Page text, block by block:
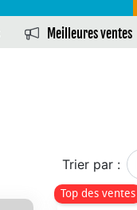
Meilleures ventes
Trier par :
Top des ventes